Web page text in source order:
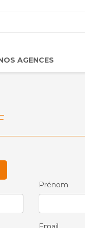
AGENCES
Prénom